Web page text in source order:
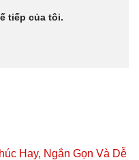
tiếp của tôi.
Hay, Ngắn Gọn Và Dễ